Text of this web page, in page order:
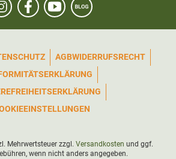
AGBWIDERRUFSRECHT
Mehrwertsteuer zzgl. Versandkosten und ggf.
wenn nicht anders angegeben.